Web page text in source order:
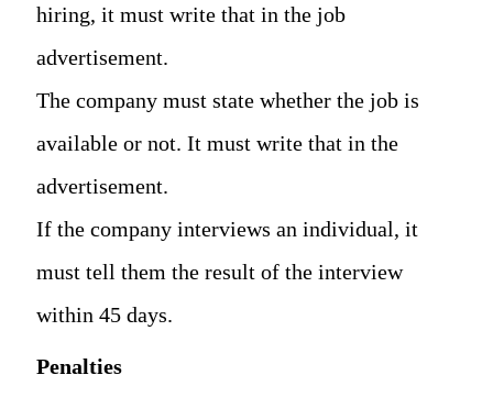
hiring, it must write that in the job
advertisement.
The company must state whether the job is
available or not. It must write that in the
advertisement.
If the company interviews an individual, it
must tell them the result of the interview
within 45 days.
Penalties